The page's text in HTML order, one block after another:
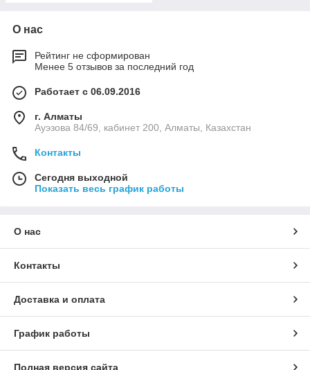
О нас
Рейтинг не сформирован
Менее 5 отзывов за последний год
Работает с 06.09.2016
г. Алматы
Ауэзова 84/69, кабинет 200, Алматы, Казахстан
Контакты
Сегодня выходной
Показать весь график работы
О нас
Контакты
Доставка и оплата
График работы
Полная версия сайта